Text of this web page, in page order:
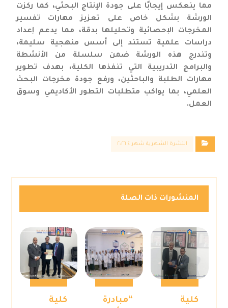
مما ينعكس إيجابًا على جودة الإنتاج البحثي، كما ركزت
الورشة بشكل خاص على تعزيز مهارات تفسير
المخرجات الإحصائية وتحليلها بدقة، مما يدعم إعداد
دراسات علمية تستند إلى أسس منهجية سليمة،
وتندرج هذه الورشة ضمن سلسلة من الأنشطة
والبرامج التدريبية التي تنفذها الكلية، بهدف تطوير
مهارات الطلبة والباحثين، ورفع جودة مخرجات البحث
العلمي، بما يواكب متطلبات التطور الأكاديمي وسوق
العمل.
النشرة الشهرية شهر ٤ ٢٠٢٦
المنشورات ذات الصلة
كلية
“مبادرة
كلية